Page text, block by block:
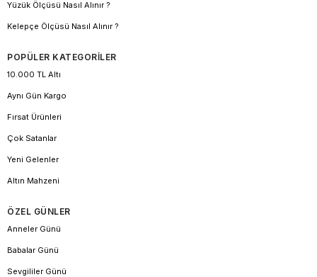
Yüzük Ölçüsü Nasıl Alınır ?
Kelepçe Ölçüsü Nasıl Alınır ?
POPÜLER KATEGORİLER
10.000 TL Altı
Aynı Gün Kargo
Fırsat Ürünleri
Çok Satanlar
Yeni Gelenler
Altın Mahzeni
ÖZEL GÜNLER
Anneler Günü
Babalar Günü
Sevgililer Günü